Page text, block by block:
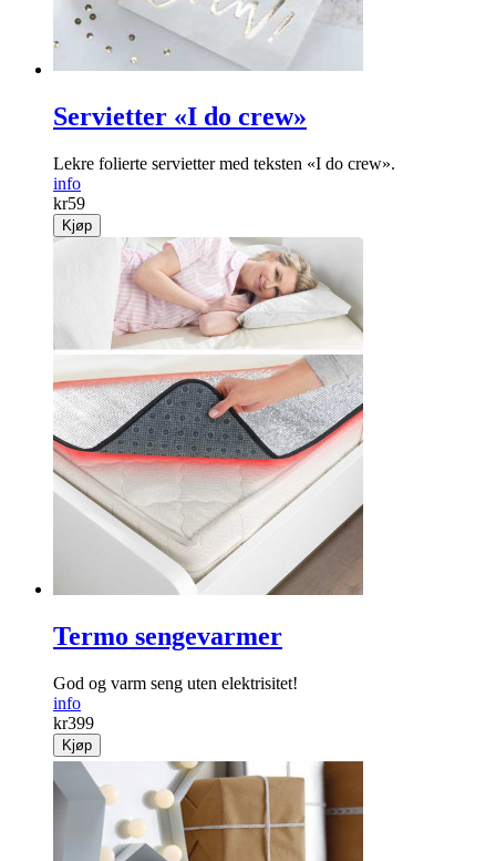
Servietter «I do crew»
Lekre folierte servietter med teksten «I do crew».
info
kr59
Kjøp
Termo sengevarmer
God og varm seng uten elektrisitet!
info
kr399
Kjøp